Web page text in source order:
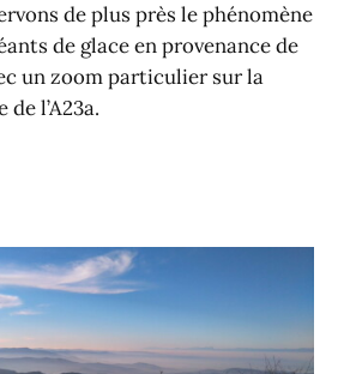
de plus près le phénomène
de glace en provenance de
un zoom particulier sur la
l’A23a.